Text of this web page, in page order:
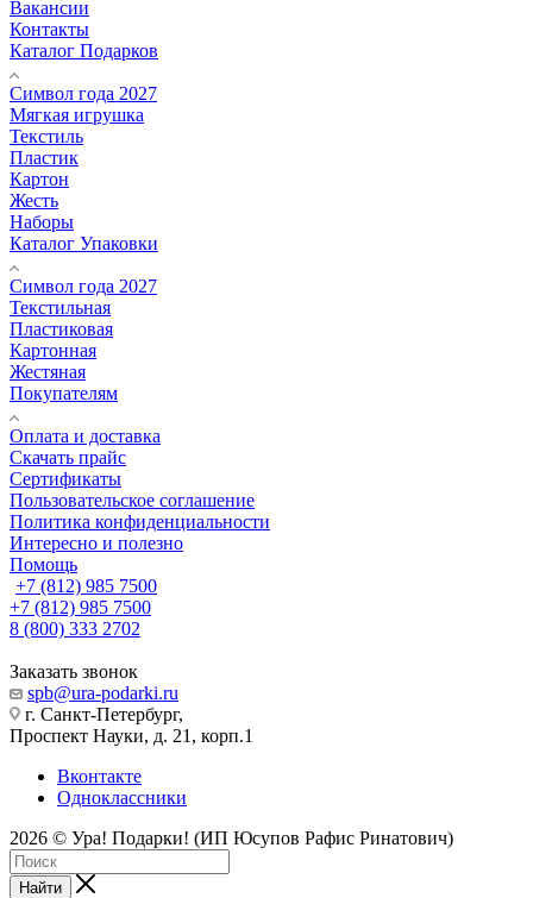
Вакансии
Контакты
Каталог Подарков
Символ года 2027
Мягкая игрушка
Текстиль
Пластик
Картон
Жесть
Наборы
Каталог Упаковки
Символ года 2027
Текстильная
Пластиковая
Картонная
Жестяная
Покупателям
Оплата и доставка
Скачать прайс
Сертификаты
Пользовательское соглашение
Политика конфиденциальности
Интересно и полезно
Помощь
+7 (812) 985 7500
+7 (812) 985 7500
8 (800) 333 2702
Заказать звонок
spb@ura-podarki.ru
г. Санкт-Петербург,
Проспект Науки, д. 21, корп.1
Вконтакте
Одноклассники
2026 © Ура! Подарки! (ИП Юсупов Рафис Ринатович)
Найти